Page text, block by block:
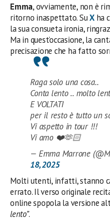
Emma, ovviamente, non è
ritorno inaspettato. SuXha
la sua consueta ironia,
Ma in quest’occasione, la
precisazione che ha fatto
Raga solo una cosa..
Conta lento .. molto
E VOLTATI
per il resto è tutto un
Vi aspetto in tour !!!
Vi amo ❤️🫶🏻
— Emma Marrone
18, 2025
Molti utenti, infatti, stanno
errato. Il verso originale
online spopola la versione
lento”.